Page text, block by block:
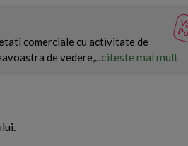
comerciale cu activitate de
de vedere,... citeste mai mult